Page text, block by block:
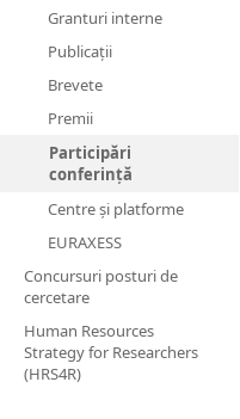
Granturi interne
Publicații
Brevete
Premii
Participări
conferință
Centre și platforme
EURAXESS
​Concursuri posturi de
cercetare
Human Resources
Strategy for Researchers
(HRS4R)